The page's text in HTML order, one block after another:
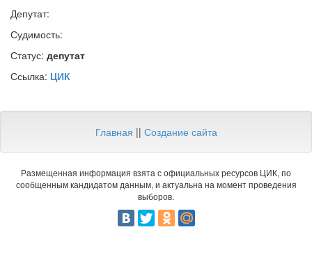
Депутат:
Судимость:
Статус: депутат
Ссылка: ЦИК
Главная || Создание сайта
Размещенная информация взята с официальных ресурсов ЦИК, по
сообщенным кандидатом данным, и актуальна на момент проведения
выборов.